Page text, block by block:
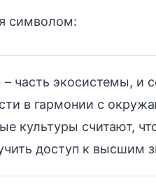
символом:
– часть экосистемы, и
в гармонии с
культуры считают,
доступ к высшим